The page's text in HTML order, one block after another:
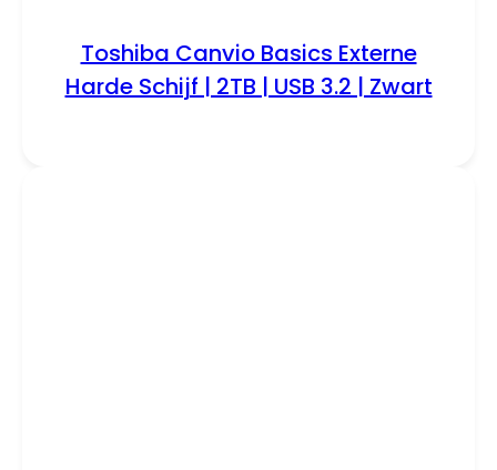
Toshiba Canvio Basics Externe
Harde Schijf | 2TB | USB 3.2 | Zwart